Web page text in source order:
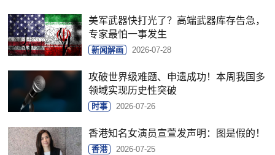
美军武器快打光了？高端武器库存告急，
专家最怕一事发生
新闻解画 2026-07-28
攻破世界级难题、申遗成功！本周我国多
领域实现历史性突破
时事 2026-07-26
香港知名女演员宣萱发声明：图是假的！
香港 2026-07-25